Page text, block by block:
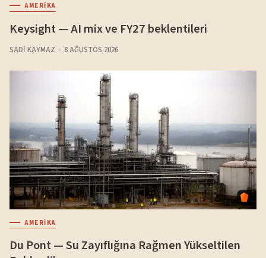
AMERIKA
Keysight — AI mix ve FY27 beklentileri
SADI KAYMAZ 8 AĞUSTOS 2026
AMERIKA
Du Pont — Su Zayıflığına Rağmen Yükseltilen